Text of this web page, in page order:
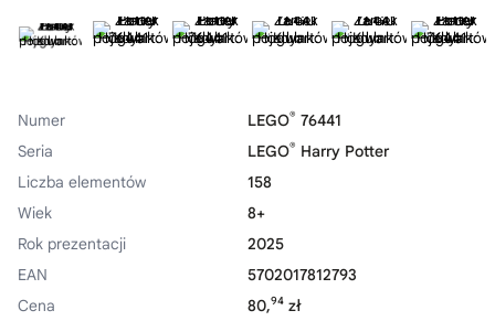
Numer LEGO® 76441
Seria
LEGO® Harry Potter
Liczba elementów
158
Wiek
8+
Rok prezentacji
2025
EAN
5702017812793
Cena
80,94 zł